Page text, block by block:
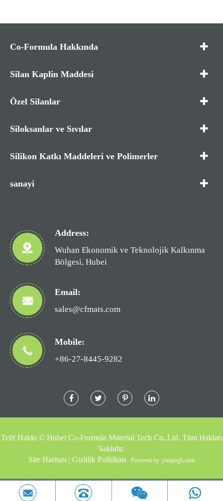
Co-Formula Hakkında
Silan Kaplin Maddesi
Özel Silanlar
Siloksanlar ve Sıvılar
Silikon Katkı Maddeleri ve Polimerler
sanayi
Address:
Wuhan Ekonomik ve Teknolojik Kalkınma
Bölgesi, Hubei
Email:
sales@cfmats.com
Mobile:
+86-27-8445-9282
Telif Hakkı © Hubei Co-Formula Material Tech Co.,Ltd. Tüm Hakları
Saklıdır.
Site Haritası | Gizlilik Politikası Powered by: yinqingli.com